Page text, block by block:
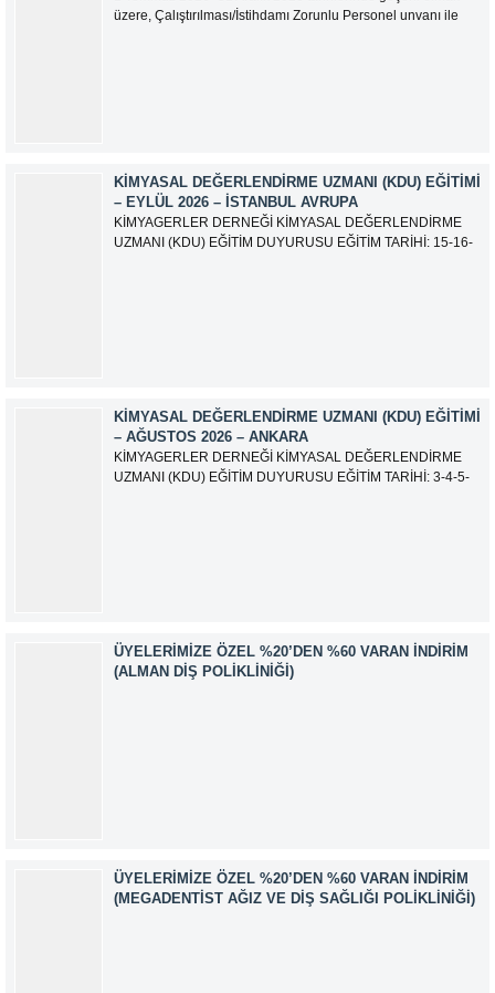
üzere, Çalıştırılması/İstihdamı Zorunlu Personel unvanı ile
KIMYASAL DEĞERLENDIRME UZMANI (KDU) EĞITIMI
– EYLÜL 2026 – İSTANBUL AVRUPA
KİMYAGERLER DERNEĞİ KİMYASAL DEĞERLENDİRME
UZMANI (KDU) EĞİTİM DUYURUSU EĞİTİM TARİHİ: 15-16-
KIMYASAL DEĞERLENDIRME UZMANI (KDU) EĞITIMI
– AĞUSTOS 2026 – ANKARA
KİMYAGERLER DERNEĞİ KİMYASAL DEĞERLENDİRME
UZMANI (KDU) EĞİTİM DUYURUSU EĞİTİM TARİHİ: 3-4-5-
ÜYELERIMIZE ÖZEL %20’DEN %60 VARAN İNDIRIM
(ALMAN DIŞ POLIKLINIĞI)
ÜYELERIMIZE ÖZEL %20’DEN %60 VARAN İNDIRIM
(MEGADENTIST AĞIZ VE DIŞ SAĞLIĞI POLIKLINIĞI)